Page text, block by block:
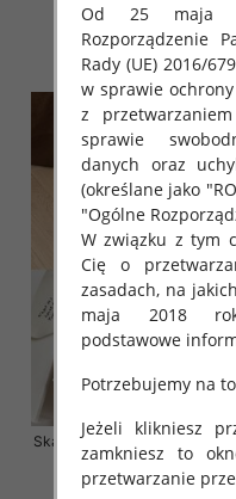
6.00 zł
szczegóły
Skarpety damskie Roz 35-42,
kolor Paczka 40 szt
Od 25 maja
Rozporządzenie
Rady (UE) 2016/
w sprawie
z
sprawie
danych oraz
(określane jako
"Ogólne
W związku z tym
Cię o
zasadach, na
maja 2018
podstawowe
Potrzebujemy na
Jeżeli klikniesz
zamkniesz to
przetwarzanie